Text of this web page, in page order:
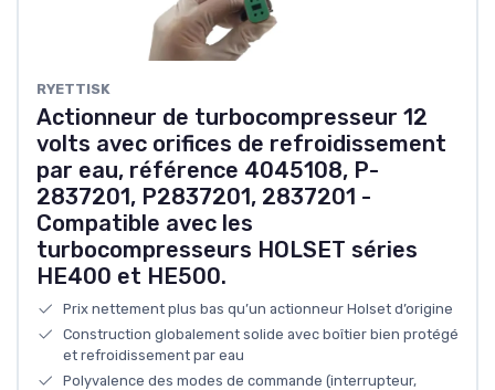
RYETTISK
Actionneur de turbocompresseur 12
volts avec orifices de refroidissement
par eau, référence 4045108, P-
2837201, P2837201, 2837201 -
Compatible avec les
turbocompresseurs HOLSET séries
HE400 et HE500.
Prix nettement plus bas qu’un actionneur Holset d’origine
Construction globalement solide avec boîtier bien protégé
et refroidissement par eau
Polyvalence des modes de commande (interrupteur,